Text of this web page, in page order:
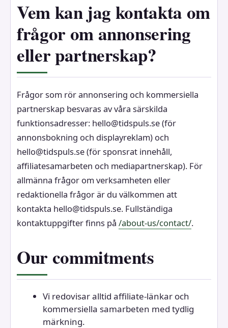
Vem kan jag kontakta om
frågor om annonsering
eller partnerskap?
Frågor som rör annonsering och kommersiella
partnerskap besvaras av våra särskilda
funktionsadresser: hello@tidspuls.se (för
annonsbokning och displayreklam) och
hello@tidspuls.se (för sponsrat innehåll,
affiliatesamarbeten och mediapartnerskap). För
allmänna frågor om verksamheten eller
redaktionella frågor är du välkommen att
kontakta hello@tidspuls.se. Fullständiga
kontaktuppgifter finns på /about-us/contact/.
Our commitments
Vi redovisar alltid affiliate-länkar och
kommersiella samarbeten med tydlig
märkning.